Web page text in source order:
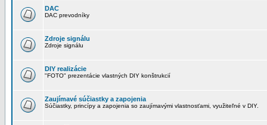
DAC
DAC prevodníky
Zdroje signálu
Zdroje signálu
DIY realizácie
"FOTO" prezentácie vlastných DIY konštrukcií
Zaujímavé súčiastky a zapojenia
Súčiastky, princípy a zapojenia so zaujímavými vlastnosťami, využiteľné v DIY.